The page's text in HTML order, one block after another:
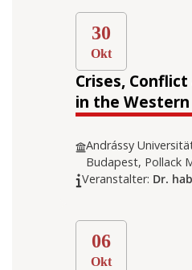
30
Okt
Crises,
in the Western
Andrássy
Budapest, Pollack
Veranstalter: Dr.
06
Okt